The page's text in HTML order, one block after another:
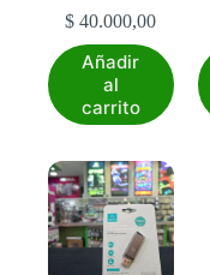
$ 40.000,00
Añadir
al
carrito